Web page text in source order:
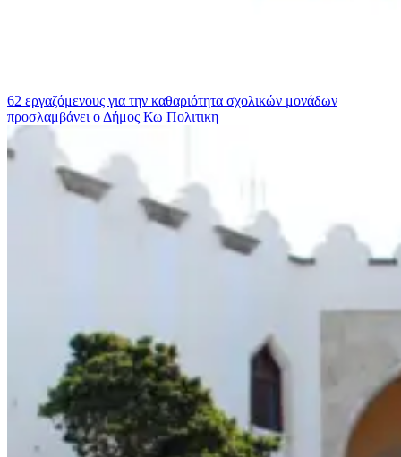
62 εργαζόμενους για την καθαριότητα σχολικών μονάδων
προσλαμβάνει ο Δήμος Κω Πολιτικη